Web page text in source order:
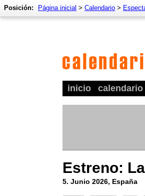
inicio calendario
Posición: Página inicial > Calendario >
Estreno:
5. Junio 2026, España